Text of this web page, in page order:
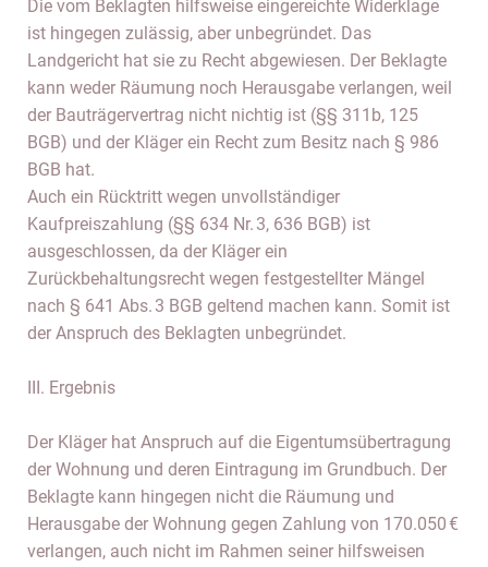
Die vom Beklagten hilfsweise eingereichte Widerklage
ist hingegen zulässig, aber unbegründet. Das
Landgericht hat sie zu Recht abgewiesen. Der Beklagte
kann weder Räumung noch Herausgabe verlangen, weil
der Bauträgervertrag nicht nichtig ist (§§ 311b, 125
BGB) und der Kläger ein Recht zum Besitz nach § 986
BGB hat.
Auch ein Rücktritt wegen unvollständiger
Kaufpreiszahlung (§§ 634 Nr. 3, 636 BGB) ist
ausgeschlossen, da der Kläger ein
Zurückbehaltungsrecht wegen festgestellter Mängel
nach § 641 Abs. 3 BGB geltend machen kann. Somit ist
der Anspruch des Beklagten unbegründet.
III. Ergebnis
Der Kläger hat Anspruch auf die Eigentumsübertragung
der Wohnung und deren Eintragung im Grundbuch. Der
Beklagte kann hingegen nicht die Räumung und
Herausgabe der Wohnung gegen Zahlung von 170.050 €
verlangen, auch nicht im Rahmen seiner hilfsweisen